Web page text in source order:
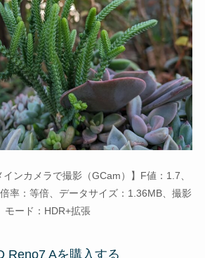
インカメラで撮影（GCam）】F値：1.7、
率：等倍、データサイズ：1.36MB、撮影
モード：HDR+拡張
Reno7 Aを購入する